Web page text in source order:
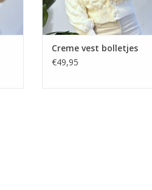
Creme vest bolletjes
€49,95